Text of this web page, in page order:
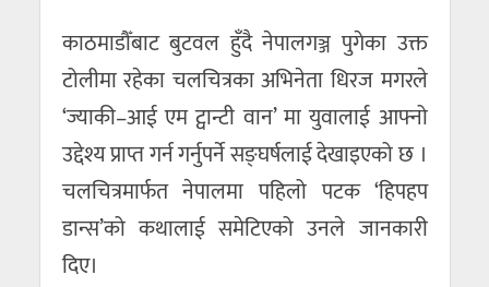
काठमाडौँबाट बुटवल हुँदै नेपालगञ्ज पुगेका उक्त
टोलीमा रहेका चलचित्रका अभिनेता धिरज मगरले
‘ज्याकी–आई एम ट्वान्टी वान’ मा युवालाई आफ्नो
उद्देश्य प्राप्त गर्न गर्नुपर्ने सङ्घर्षलाई देखाइएको छ ।
चलचित्रमार्फत नेपालमा पहिलो पटक ‘हिपहप
डान्स’को कथालाई समेटिएको उनले जानकारी
दिए।